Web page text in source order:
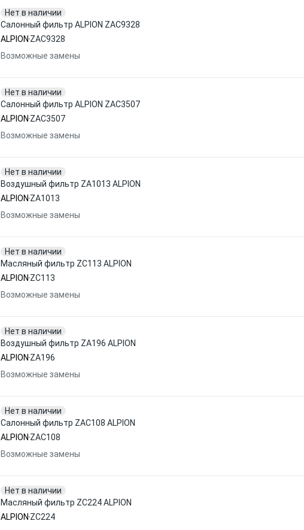
Нет в наличии
Салонный фильтр ALPION ZAC9328
ALPION ZAC9328
Возможные замены
Нет в наличии
Салонный фильтр ALPION ZAC3507
ALPION ZAC3507
Возможные замены
Нет в наличии
Воздушный фильтр ZA1013 ALPION
ALPION ZA1013
Возможные замены
Нет в наличии
Масляный фильтр ZC113 ALPION
ALPION ZC113
Возможные замены
Нет в наличии
Воздушный фильтр ZA196 ALPION
ALPION ZA196
Возможные замены
Нет в наличии
Салонный фильтр ZAC108 ALPION
ALPION ZAC108
Возможные замены
Нет в наличии
Масляный фильтр ZC224 ALPION
ALPION ZC224